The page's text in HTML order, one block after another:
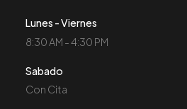
Lunes - Viernes
8:30 AM - 4:30 PM
Sabado
Con Cita